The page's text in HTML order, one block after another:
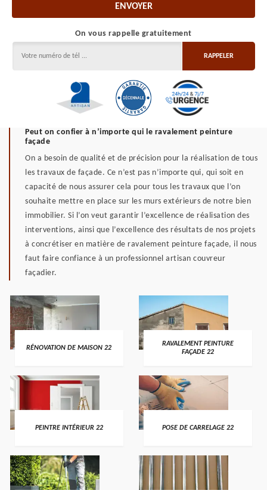
On vous rappelle gratuitement
Peut on confier à n’importe qui le ravalement peinture
façade
On a besoin de qualité et de précision pour la réalisation de tous
les travaux de façade. Ce n’est pas n’importe qui, qui soit en
capacité de nous assurer cela pour tous les travaux que l’on
souhaite mettre en place sur les murs extérieurs de notre bien
immobilier. Si l’on veut garantir l’excellence de réalisation des
interventions, ainsi que l’excellence des résultats de nos projets
à concrétiser en matière de ravalement peinture façade, il nous
faut faire confiance à un professionnel artisan couvreur
façadier.
RÉNOVATION DE MAISON 22
RAVALEMENT PEINTURE
FAÇADE 22
PEINTRE INTÉRIEUR 22 POSE DE CARRELAGE 22